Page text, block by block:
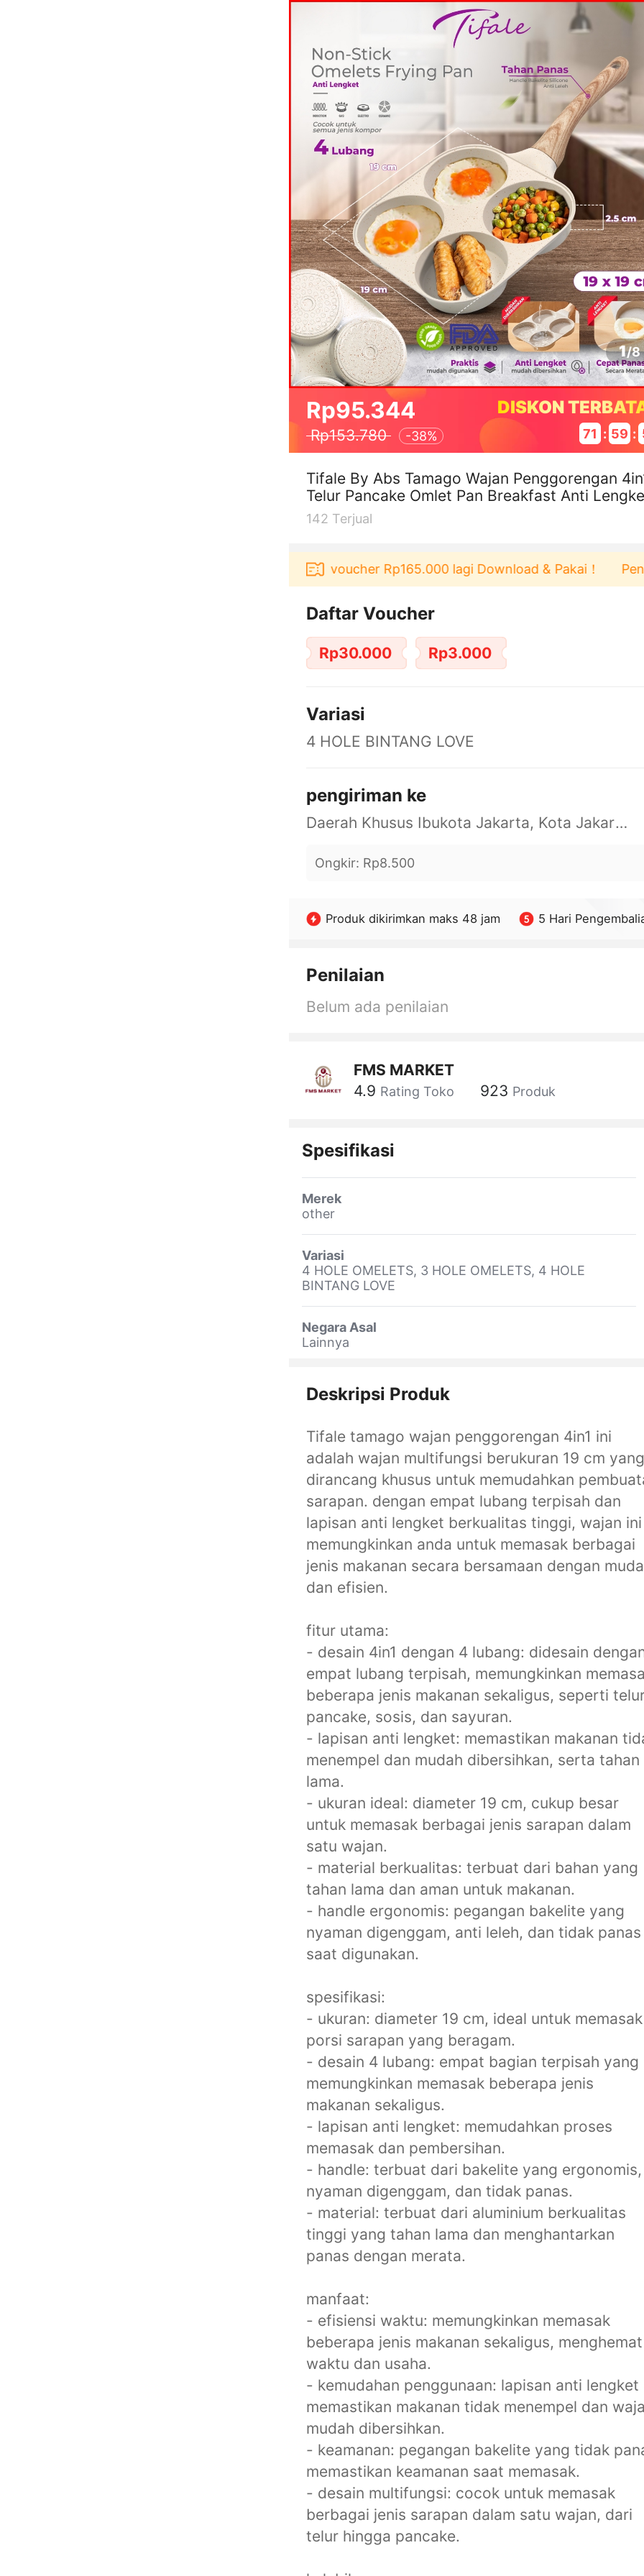
1/8
Rp95.344
Rp153.780 -38%
DISKON
71 : 59 :
Tifale By Abs Tamago Wajan Penggorengan
Telur Pancake Omlet Pan Breakfast Anti
142 Terjual
baru berbelanja di aplikasi Akulaku bisa dapat voucher Rp165.000 lagi Download & Pakai！
Daftar Voucher
Rp30.000 Rp3.000
Variasi
4 HOLE BINTANG LOVE
pengiriman ke
Daerah Khusus Ibukota Jakarta, Kota Jakarta Barat, Cengkareng, yy
Ongkir: Rp8.500
Produk dikirimkan maks 48 jam 5 Hari
Penilaian
Belum ada penilaian
FMS MARKET
4.9 Rating Toko 923 Produk
Spesifikasi
Merek
other
Variasi
4 HOLE OMELETS, 3 HOLE OMELETS, 4 HOLE
BINTANG LOVE
Negara Asal
Lainnya
Deskripsi Produk
Tifale tamago wajan penggorengan 4in1 ini
adalah wajan multifungsi berukuran 19 cm yang
dirancang khusus untuk memudahkan
sarapan. dengan empat lubang terpisah dan
lapisan anti lengket berkualitas tinggi, wajan ini
memungkinkan anda untuk memasak berbagai
jenis makanan secara bersamaan dengan
dan efisien.
fitur utama:
- desain 4in1 dengan 4 lubang: didesain
empat lubang terpisah, memungkinkan
beberapa jenis makanan sekaligus, seperti
pancake, sosis, dan sayuran.
- lapisan anti lengket: memastikan makanan
menempel dan mudah dibersihkan, serta tahan
lama.
- ukuran ideal: diameter 19 cm, cukup besar
untuk memasak berbagai jenis sarapan dalam
satu wajan.
- material berkualitas: terbuat dari bahan yang
tahan lama dan aman untuk makanan.
- handle ergonomis: pegangan bakelite yang
nyaman digenggam, anti leleh, dan tidak panas
saat digunakan.
spesifikasi:
- ukuran: diameter 19 cm, ideal untuk memasak
porsi sarapan yang beragam.
- desain 4 lubang: empat bagian terpisah yang
memungkinkan memasak beberapa jenis
makanan sekaligus.
- lapisan anti lengket: memudahkan proses
memasak dan pembersihan.
- handle: terbuat dari bakelite yang ergonomis,
nyaman digenggam, dan tidak panas.
- material: terbuat dari aluminium berkualitas
tinggi yang tahan lama dan menghantarkan
panas dengan merata.
manfaat:
- efisiensi waktu: memungkinkan memasak
beberapa jenis makanan sekaligus, menghemat
waktu dan usaha.
- kemudahan penggunaan: lapisan anti lengket
memastikan makanan tidak menempel dan
mudah dibersihkan.
- keamanan: pegangan bakelite yang tidak
memastikan keamanan saat memasak.
- desain multifungsi: cocok untuk memasak
berbagai jenis sarapan dalam satu wajan, dari
telur hingga pancake.